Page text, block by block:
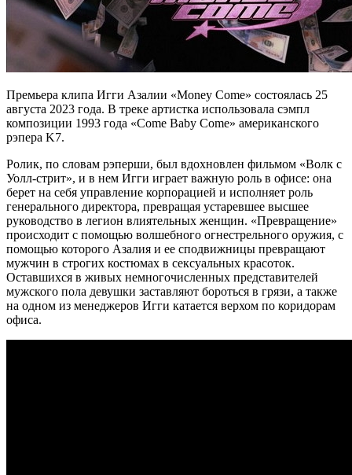
Премьера клипа Игги Азалии «Money Come» состоялась 25
августа 2023 года. В треке артистка использовала сэмпл
композиции 1993 года «Come Baby Come» американского
рэпера K7.
Ролик, по словам рэперши, был вдохновлен фильмом «Волк с
Уолл-стрит», и в нем Игги играет важную роль в офисе: она
берет на себя управление корпорацией и исполняет роль
генерального директора, превращая устаревшее высшее
руководство в легион влиятельных женщин. «Превращение»
происходит с помощью волшебного огнестрельного оружия, с
помощью которого Азалия и ее сподвижницы превращают
мужчин в строгих костюмах в сексуальных красоток.
Оставшихся в живых немногочисленных представителей
мужского пола девушки заставляют бороться в грязи, а также
на одном из менеджеров Игги катается верхом по коридорам
офиса.